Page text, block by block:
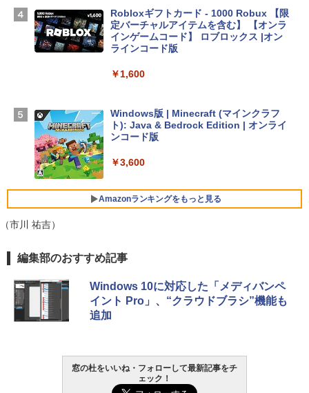
ームカメラ、日本語キーボード、Touch I
D - シルバー
￥261,414
SSD インテル Core 5
￥129,800
Core i5/16GB/SSD 512GB/ホワイト) FM
VWK3E15W_AZ
Robloxギフトカード - 1000 Robux 【限
定バーチャルアイテムを含む】 【オンラ
インゲームコード】 ロブロックス |オン
ラインコード版
￥1,600
Windows版 | Minecraft (マインクラフ
ト): Java & Bedrock Edition | オンライ
ンコード版
￥3,600
Amazonランキングをもっと見る
生成AIパスポート公式テキスト 第４版
￥1,766
出す プロンプトの言葉 AI画像生成シリー
ズ (はぴーイラストLabo)
Amazon Kindle Paperwhite (16GB) 7イ
週間持続バッテリー、広告なし、ブラッ
ク
Amazon Kindle - 目に優しい、かさばら
ない、大きな画面で読みやすい、6週間持
続バッテリー、6インチディスプレイ電子
（市川 祐吉）
編集部のおすすめ記事
Windows 10に対応した「メディバンペ
イント Pro」、“クラウドブラシ”機能も
追加
窓の杜をいいね・フォローして最新記事をチ
ェック！